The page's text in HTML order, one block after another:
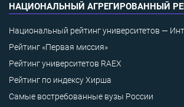
НАЦИОНАЛЬНЫЙ АГРЕГИРОВАННЫЙ
Национальный рейтинг университетов —
Рейтинг «Первая миссия»
Рейтинг университетов RAEX
Рейтинг по индексу Хирша
Самые востребованные вузы России